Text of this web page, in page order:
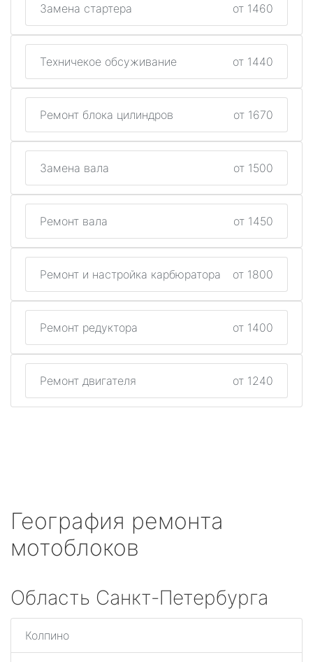
Замена стартера от 1460
Техничекое обсуживание от 1440
Ремонт блока цилиндров от 1670
Замена вала от 1500
Ремонт вала от 1450
Ремонт и настройка карбюратора от 1800
Ремонт редуктора от 1400
Ремонт двигателя от 1240
География ремонта
мотоблоков
Область Санкт-Петербурга
Колпино